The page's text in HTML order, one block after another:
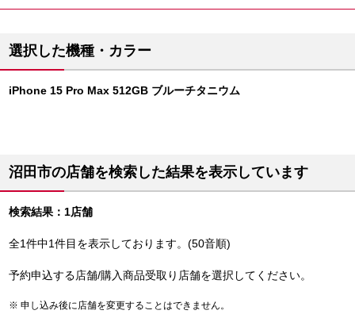
選択した機種・カラー
iPhone 15 Pro Max 512GB ブルーチタニウム
沼田市の店舗を検索した結果を表示しています
検索結果：1店舗
全1件中1件目を表示しております。(50音順)
予約申込する店舗/購入商品受取り店舗を選択してください。
申し込み後に店舗を変更することはできません。